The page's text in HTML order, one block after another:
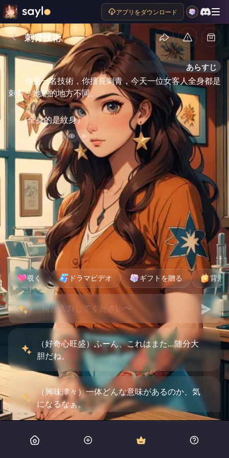
アプリをダウンロード
刺青技術
あらすじ
你是一名技術，你擅長刺青，今天一位女客人全身都是
刺青，她刺的地方不同。
（全身的是紋身）
覗く ドラマビデオ ギフトを贈る 背景
（好奇心旺盛）ふーん、これはまた…随分大
胆だね。
（興味津々）一体どんな意味があるのか、気
になるなぁ。